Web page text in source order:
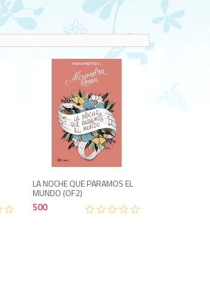
LA NOCHE QUE PARAMOS EL
MUNDO (OF2)
500